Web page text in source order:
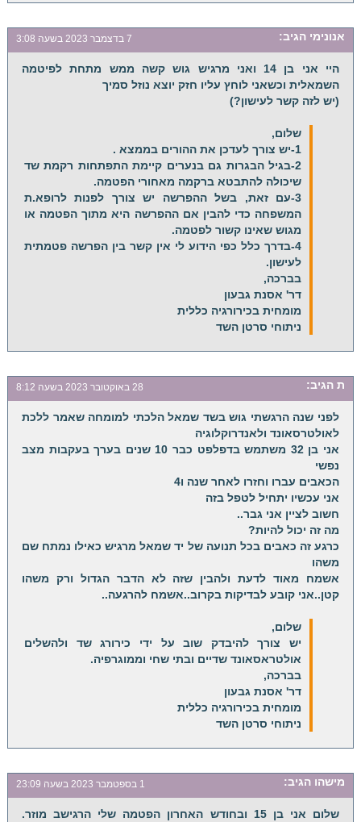
אנונימי הגיב: 7 בדצמבר 2023 בשעה 3:08
היי אני בן 14 ואני מרגיש גוש קשה ממש מתחת לפיטמה
השמאלית וכשאני לוחץ עליו חזק יוצא נוזל סמיך
(יש לזה קשר לעישון?)
שלום,
1-יש צורך לעדכן את ההורים בממצא .
2-בגיל הבגרות גם בנערים קיימת התפתחות רקמת שד
שיכולה להתבטא ברקמה מאחורי הפטמה.
3-עם זאת, בשל ההפרשה יש צורך לפנות לרופא.ת
המשפחה כדי להבין אם ההפרשה היא מתוך הפטמה או
מגוש שאינו קשור לפטמה.
4-בדרך כלל כפי הידוע לי אין קשר בין הפרשה פטמתית
לעישון.
בברכה,
דר' אסנת גבעון
מומחית בכירורגיה כללית
ניתוחי סרטן השד
ת הגיב: 28 באוקטובר 2023 בשעה 8:12
לפני שנה הרגשתי גוש בשד שמאל הלכתי למומחה שאמר ללכת
לאולטרסאונד ולאנדרוקלוגיה
אני בן 32 משתמש בדפלפט כבר 10 שנים בערך בעקבות מצב
נפשי
הכאבים עברו וחזרו לאחר שנה ו4
אני עכשיו יתחיל לטפל בזה
חשוב לציין אני גבר..
מה זה יכול להיות?
כרגע זה כאבים בכל תנועה של יד שמאל מרגיש כאילו נמתח שם
משהו
אשמח מאוד לדעת ולהבין שזה לא הדבר הגדול ורק משהו
קטן..אני קובע לבדיקות בקרוב..אשמח להרגעה..
שלום,
יש צורך להיבדק שוב על ידי כירורג שד ולהשלים
אולטראסאונד שדיים ובתי שחי וממוגרפיה.
בברכה,
דר' אסנת גבעון
מומחית בכירורגיה כללית
ניתוחי סרטן השד
מישהו הגיב: 1 בספטמבר 2023 בשעה 23:09
שלום אני בן 15 ובחודש האחרון הפטמה שלי הרגישב מוזר.